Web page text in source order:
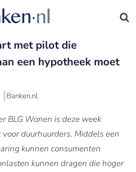
met pilot die
een hypotheek moet
Banken.nl
BLG Wonen is deze week
duurhuurders. Middels een
kunnen consumenten
kunnen dragen die hoger